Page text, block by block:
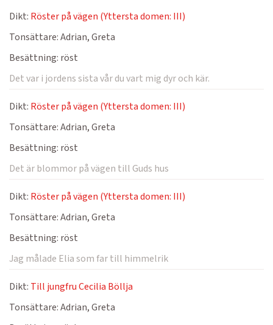
Dikt: Röster på vägen (Yttersta domen: III)
Tonsättare:Adrian, Greta
Besättning: röst
Det var i jordens sista vår du vart mig dyr och kär.
Dikt: Röster på vägen (Yttersta domen: III)
Tonsättare:Adrian, Greta
Besättning: röst
Det är blommor på vägen till Guds hus
Dikt: Röster på vägen (Yttersta domen: III)
Tonsättare:Adrian, Greta
Besättning: röst
Jag målade Elia som far till himmelrik
Dikt: Till jungfru Cecilia Böllja
Tonsättare:Adrian, Greta